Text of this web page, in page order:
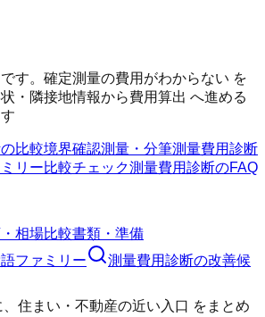
す。確定測量の費用がわからない を
・隣接地情報から費用算出 へ進める
比較境界確認測量・分筆測量費用診断
リー比較チェック測量費用診断のFAQ
相場比較書類・準備
ファミリー 測量費用診断の改善候
住まい・不動産の近い入口 をまとめ